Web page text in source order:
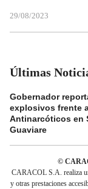
29/08/2023
Últimas
Gobernador
explosivos frente
Antinarcóticos en
Guaviare
©
CARACOL S.A. realiza
y otras prestaciones